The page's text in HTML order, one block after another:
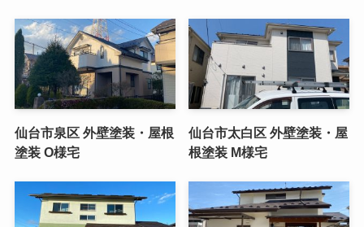
仙台市泉区 外壁塗装・屋根
塗装 O様宅
仙台市太白区 外壁塗装・屋
根塗装 M様宅